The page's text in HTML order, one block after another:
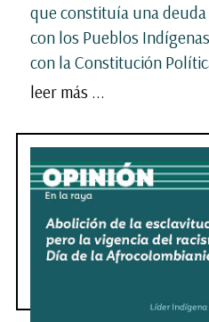
que constituía una
con los Pueblos
con la Constitución
leer más ...